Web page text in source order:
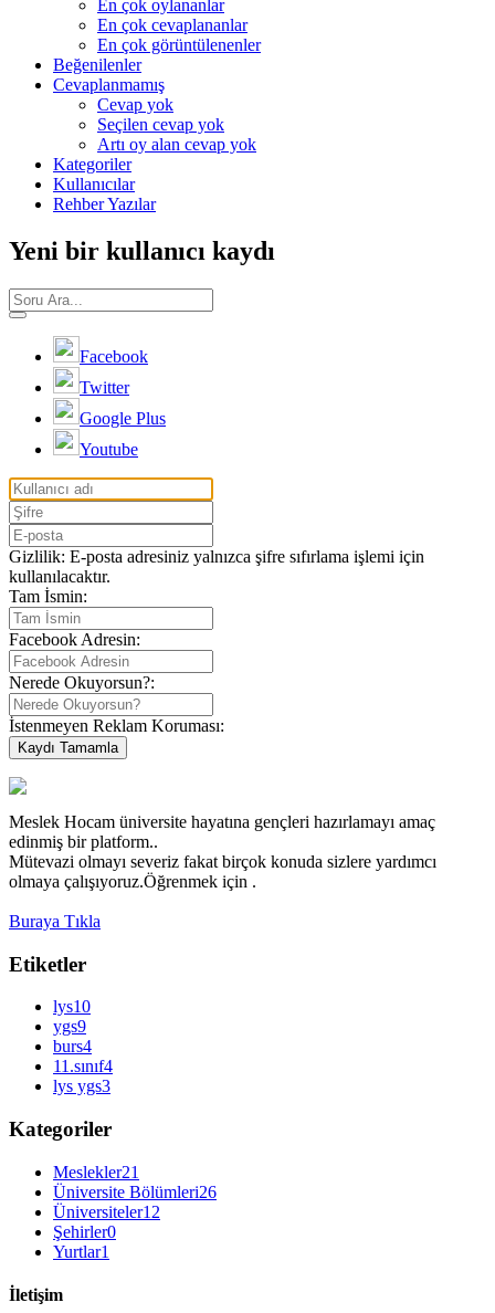
En çok oylananlar
En çok cevaplananlar
En çok görüntülenenler
Beğenilenler
Cevaplanmamış
Cevap yok
Seçilen cevap yok
Artı oy alan cevap yok
Kategoriler
Kullanıcılar
Rehber Yazılar
Yeni bir kullanıcı kaydı
Facebook
Twitter
Google Plus
Youtube
Gizlilik: E-posta adresiniz yalnızca şifre sıfırlama işlemi için
kullanılacaktır.
Tam İsmin:
Facebook Adresin:
Nerede Okuyorsun?:
İstenmeyen Reklam Koruması:
Meslek Hocam üniversite hayatına gençleri hazırlamayı amaç
edinmiş bir platform..
Mütevazi olmayı severiz fakat birçok konuda sizlere yardımcı
olmaya çalışıyoruz.Öğrenmek için .
Buraya Tıkla
Etiketler
lys10
ygs9
burs4
11.sınıf4
lys ygs3
Kategoriler
Meslekler21
Üniversite Bölümleri26
Üniversiteler12
Şehirler0
Yurtlar1
İletişim